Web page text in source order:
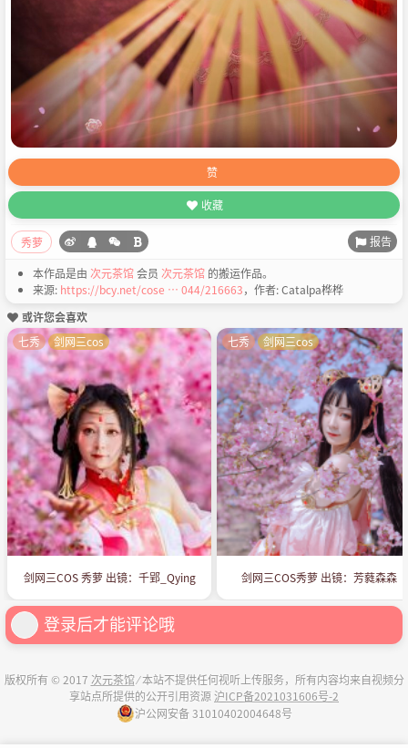
赞
收藏
秀萝 报告
本作品是由 次元茶馆会员 次元茶馆 的搬运作品。
来源: https://bcy.net/cose … 044/216663，作者: Catalpa桦桦
或许您会喜欢
剑网三COS 秀萝 出镜：千郢_Qying
七秀 剑网三cos
剑网三COS秀萝 出镜：芳蕤森森
七秀 剑网三cos
登录后才能评论哦
版权所有 © 2017 次元茶馆⁄ 本站不提供任何视听上传服务，所有内容均来自视频分
享站点所提供的公开引用资源沪ICP备2021031606号-2
沪公网安备 31010402004648号